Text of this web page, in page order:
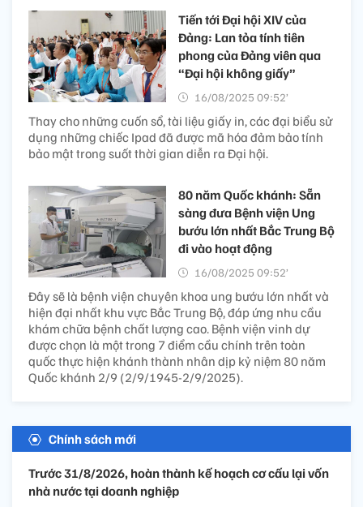
Tiến tới Đại hội XIV của
Đảng: Lan tỏa tính tiên
phong của Đảng viên qua
“Đại hội không giấy”
16/08/2025 09:52’
Thay cho những cuốn sổ, tài liệu giấy in, các đại biểu sử
dụng những chiếc Ipad đã được mã hóa đảm bảo tính
bảo mật trong suốt thời gian diễn ra Đại hội.
80 năm Quốc khánh: Sẵn
sàng đưa Bệnh viện Ung
bướu lớn nhất Bắc Trung Bộ
đi vào hoạt động
16/08/2025 09:52’
Đây sẽ là bệnh viện chuyên khoa ung bướu lớn nhất và
hiện đại nhất khu vực Bắc Trung Bộ, đáp ứng nhu cầu
khám chữa bệnh chất lượng cao. Bệnh viện vinh dự
được chọn là một trong 7 điểm cầu chính trên toàn
quốc thực hiện khánh thành nhân dịp kỷ niệm 80 năm
Quốc khánh 2/9 (2/9/1945-2/9/2025).
Chính sách mới
Trước 31/8/2026, hoàn thành kế hoạch cơ cấu lại vốn
nhà nước tại doanh nghiệp